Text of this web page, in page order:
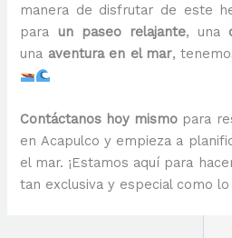
manera de disfrutar de este
para un paseo relajante, una
una aventura en el mar,
Contáctanos hoy mismo para
en Acapulco y empieza a
el mar. ¡Estamos aquí para
tan exclusiva y especial como